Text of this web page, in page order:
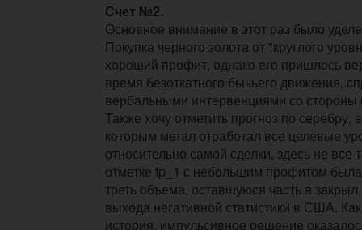
Счет №2.
Основное внимание в этот раз было
Покупка черного золота от "круглого
хороший профит, однако его пришлось
время безоткатного бычьего движения,
вербальными интервенциями со
Также хочу отметить прогноз по серебру,
которым метал отработал все целевые
относительно самой сделки, здесь не все
отметке tp_1 с небольшим профитом
треть объема, оставшуюся часть я
выхода негативной статистики в США.
история, импульсивное решение